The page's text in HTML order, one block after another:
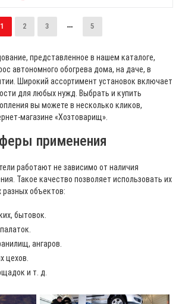
1 2 3 5
представленное в нашем каталоге,
автономного обогрева дома, на даче, в
Широкий ассортимент установок включает
для любых нужд. Выбрать и купить
вы можете в несколько кликов,
магазине «Хозтоварищ».
применения
работают не зависимо от наличия
Такое качество позволяет использовать их
объектов:
бытовок.
ангаров.
цехов.
и т. д.